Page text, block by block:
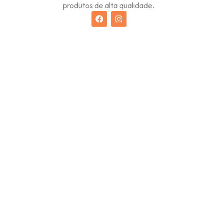
produtos de alta qualidade.